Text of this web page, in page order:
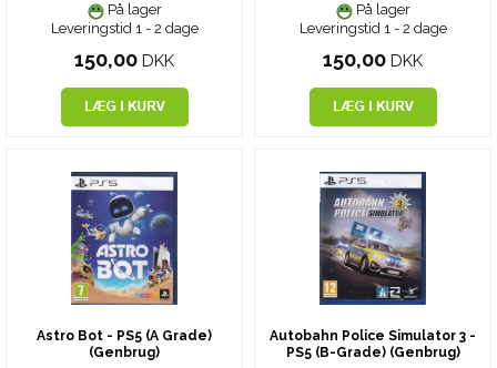
På lager
Leveringstid 1 - 2 dage
150,00 DKK
På lager
Leveringstid 1 - 2 dage
150,00 DKK
Astro Bot - PS5 (A Grade)
(Genbrug)
Autobahn Police Simulator 3 -
PS5 (B-Grade) (Genbrug)